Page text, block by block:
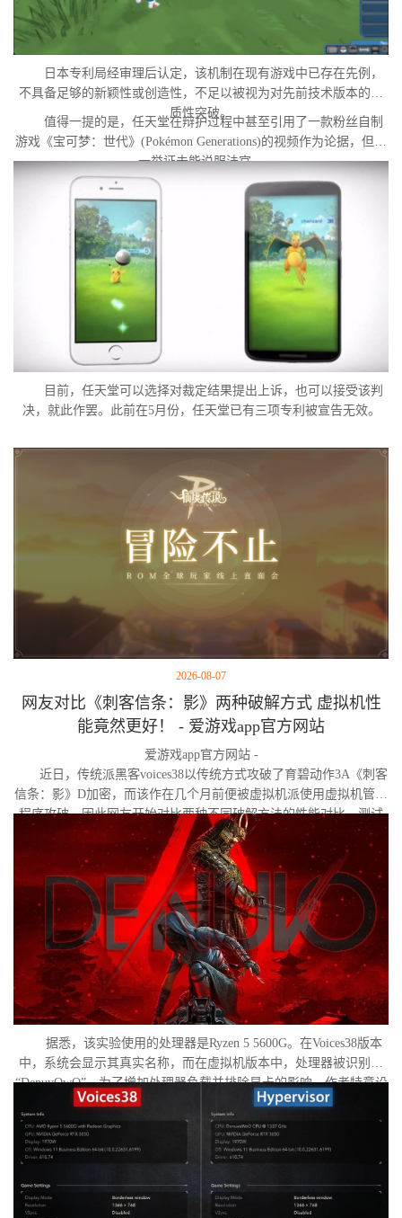
日本专利局经审理后认定，该机制在现有游戏中已存在先例，
不具备足够的新颖性或创造性，不足以被视为对先前技术版本的实
质性突破。
值得一提的是，任天堂在辩护过程中甚至引用了一款粉丝自制
游戏《宝可梦：世代》(Pokémon Generations)的视频作为论据，但这
一举证未能说服法官。
目前，任天堂可以选择对裁定结果提出上诉，也可以接受该判
决，就此作罢。此前在5月份，任天堂已有三项专利被宣告无效。
2026-08-07
网友对比《刺客信条：影》两种破解方式 虚拟机性
能竟然更好！ - 爱游戏app官方网站
爱游戏app官方网站 -
近日，传统派黑客voices38以传统方式攻破了育碧动作3A《刺客
信条：影》D加密，而该作在几个月前便被虚拟机派使用虚拟机管理
程序攻破。因此网友开始对比两种不同破解方法的性能对比。测试
作者决定验证，虚拟机管理程序是否真的会像许多玩家认为的那
样，导致明显的帧数下降。
据悉，该实验使用的处理器是Ryzen 5 5600G。在Voices38版本
中，系统会显示其真实名称，而在虚拟机版本中，处理器被识别为
“DenuvOwO”。为了增加处理器负载并排除显卡的影响，作者特意设
置了低分辨率，并将所有图形设置调至“极低”模式。两项测试均在相
同条件下进行：内存完整性和基于虚拟化的安全性（VBS）均已关
闭，并且两轮测试之间电脑甚至没有重启。